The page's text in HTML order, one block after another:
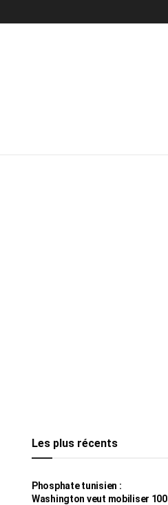
Les plus récents
Phosphate tunisien :
Washington veut mobiliser 100